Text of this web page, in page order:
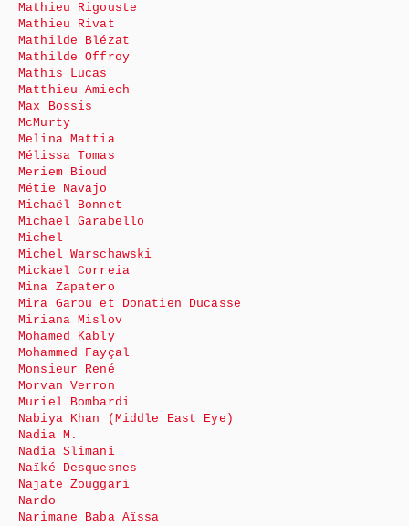
Mathieu Rigouste
Mathieu Rivat
Mathilde Blézat
Mathilde Offroy
Mathis Lucas
Matthieu Amiech
Max Bossis
McMurty
Melina Mattia
Mélissa Tomas
Meriem Bioud
Métie Navajo
Michaël Bonnet
Michael Garabello
Michel
Michel Warschawski
Mickael Correia
Mina Zapatero
Mira Garou et Donatien Ducasse
Miriana Mislov
Mohamed Kably
Mohammed Fayçal
Monsieur René
Morvan Verron
Muriel Bombardi
Nabiya Khan (Middle East Eye)
Nadia M.
Nadia Slimani
Naïké Desquesnes
Najate Zouggari
Nardo
Narimane Baba Aïssa